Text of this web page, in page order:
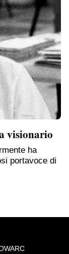
visionario
ha
portavoce di